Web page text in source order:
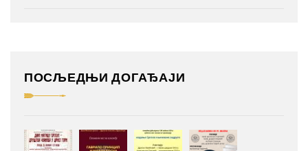
ПОСЉЕДЊИ ДОГАЂАЈИ